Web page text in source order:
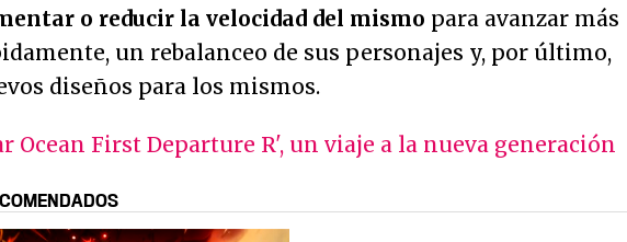
o reducir la velocidad del mismo para avanzar más
un rebalanceo de sus personajes y, por último,
diseños para los mismos.
Ocean First Departure R', un viaje a la nueva generación